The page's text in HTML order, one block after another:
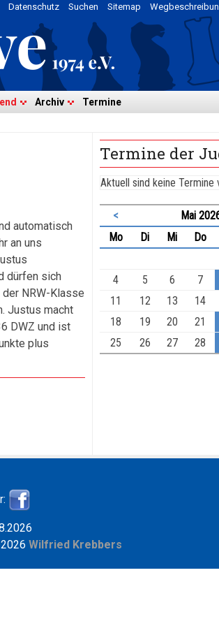
Sitemap
Suchen
Datenschutz
Archiv Termine
automatisch
an uns
dürfen sich
NRW-Klasse
Justus macht
DWZ und ist
plus
Termine der
Aktuell sind keine Termine
< Mai
Montag Dienstag
Mittwoch
Do
4
5 6 7
11
12 13 14
18
19 20 21
25
26 27 28
Wilfried Krebbers